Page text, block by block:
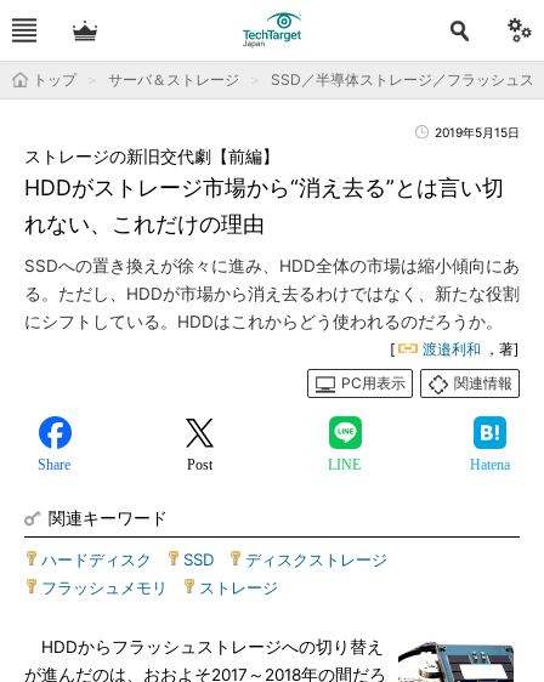
トップ サーバ＆ストレージ SSD／半導体ストレージ／フラッシュス
2019年5月15日
HDDがストレージ市場から“消え去る”とは言い切
れない、これだけの理由
ストレージの新旧交代劇【前編】
SSDへの置き換えが徐々に進み、HDD全体の市場は縮小傾向にあ
る。ただし、HDDが市場から消え去るわけではなく、新たな役割
にシフトしている。HDDはこれからどう使われるのだろうか。
[ 渡邉利和 ，著]
PC用表示
関連情報
Share Post LINE Hatena
関連キーワード
ハードディスク SSD ディスクストレージ
フラッシュメモリ
ストレージ
HDDからフラッシュストレージへの切り替え
が進んだのは、おおよそ2017～2018年の間だろ